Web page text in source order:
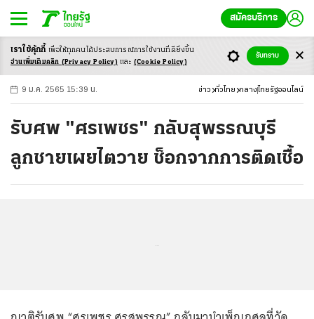
สมัครบริการ
-ก ก ก+
9 ม.ค. 2565 15:39 น. ข่าว ทั่วไทย กลาง ไทยรัฐออนไลน์
รับศพ "ศรเพชร" กลับสุพรรณบุรี
ลูกชายเผยไตวาย ช็อกจากการติดเชื้อ
เราใช้คุ้กกี้ เพื่อให้ทุกคนได้ประสบการณ์การใช้งานที่ดียิ่งขึ้น
อ่านเพิ่มเติมคลิก (Privacy Policy) และ (Cookie Policy)
รับทราบ